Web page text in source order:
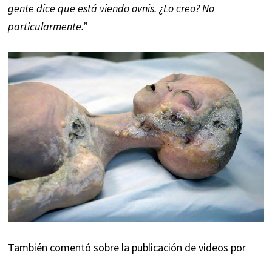
gente dice que está viendo ovnis. ¿Lo creo? No
particularmente.”
También comentó sobre la publicación de videos por